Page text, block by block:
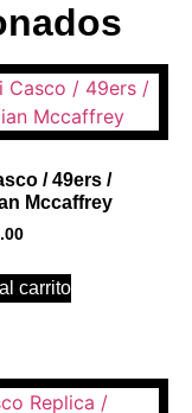
1
/ 49ers /
Mccaffrey
carrito